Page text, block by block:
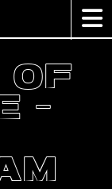
of
–